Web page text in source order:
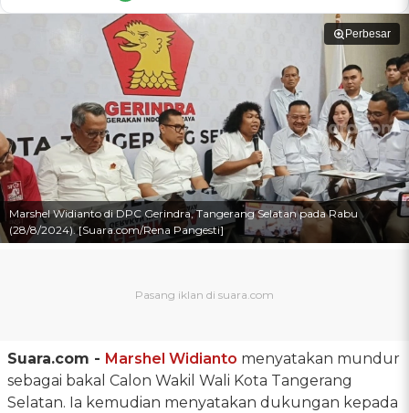
Perbesar
Marshel Widianto di DPC Gerindra, Tangerang Selatan pada Rabu
(28/8/2024). [Suara.com/Rena Pangesti]
Suara.com - Marshel Widianto menyatakan mundur
sebagai bakal Calon Wakil Wali Kota Tangerang
Selatan. Ia kemudian menyatakan dukungan kepada